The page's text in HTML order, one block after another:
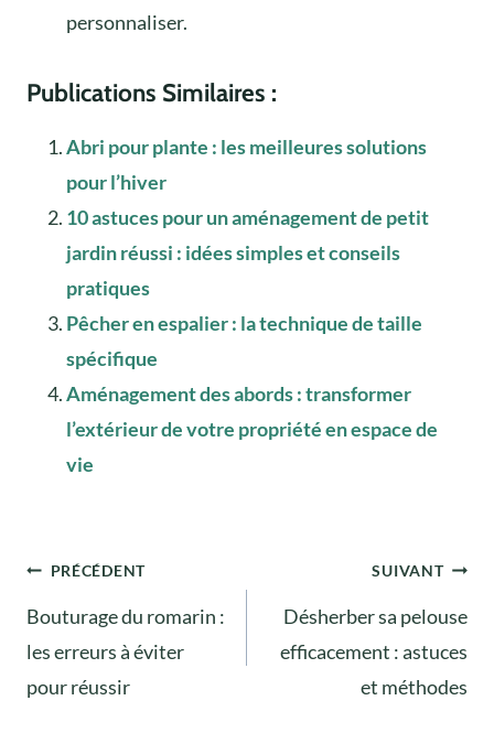
personnaliser.
Publications Similaires :
Abri pour plante : les meilleures solutions
pour l’hiver
10 astuces pour un aménagement de petit
jardin réussi : idées simples et conseils
pratiques
Pêcher en espalier : la technique de taille
spécifique
Aménagement des abords : transformer
l’extérieur de votre propriété en espace de
vie
Navigation
de
l’article
PRÉCÉDENT
Bouturage du romarin :
les erreurs à éviter
pour réussir
SUIVANT
Désherber sa pelouse
efficacement : astuces
et méthodes